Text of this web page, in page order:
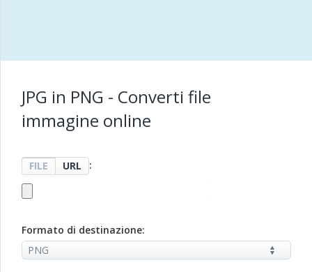
JPG in PNG - Converti file
immagine online
FILE URL :
Formato di destinazione: